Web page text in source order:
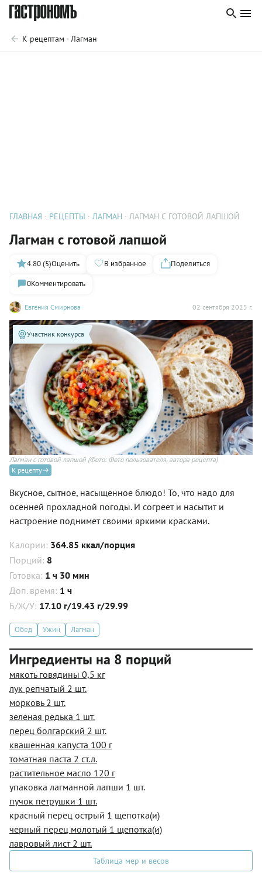
К рецептам - Лагман
ГЛАВНАЯ РЕЦЕПТЫ ЛАГМАН ЛАГМАН С ГОТОВОЙ ЛАПШОЙ
Лагман с готовой лапшой
Евгения Смирнова 02 сентября 2025 г.
4.80 (5)Оценить В избранное
Поделиться
0Комментировать
Участник конкурса
Лагман с готовой лапшой (Фото: Фото пользователя, автора рецепта)
К рецепту
Вкусное, сытное, насыщенное блюдо! То, что надо для
осенней прохладной погоды. И согреет и насытит и
настроение поднимет своими яркими красками.
Калории: 364.85 ккал/порция
Порций: 8
Готовка: 1 ч 30 мин
Доп. время: 1 ч
Б/Ж/У: 17.10 г/19.43 г/29.99
Обед Ужин Лагман
Ингредиенты на 8 порций
мякоть говядины 0,5 кг
лук репчатый 2 шт.
морковь 2 шт.
зеленая редька 1 шт.
перец болгарский 2 шт.
квашенная капуста 100 г
томатная паста 2 ст.л.
растительное масло 120 г
упаковка лагманной лапши 1 шт.
пучок петрушки 1 шт.
красный перец острый 1 щепотка(и)
черный перец молотый 1 щепотка(и)
лавровый лист 2 шт.
Таблица мер и весов